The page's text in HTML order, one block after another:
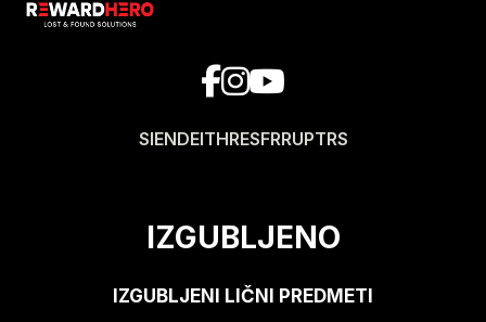
SIENDEITHRESFRRUPTRS
IZGUBLJENO
IZGUBLJENI LIČNI PREDMETI